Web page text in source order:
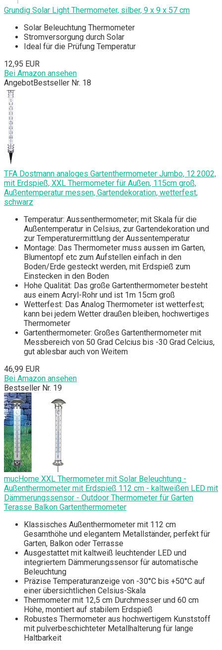
Grundig Solar Light Thermometer, silber, 9 x 9 x 57 cm
Solar Beleuchtung Thermometer
Stromversorgung durch Solar
Ideal für die Prüfung Temperatur
12,95 EUR
Bei Amazon ansehen
AngebotBestseller Nr. 18
TFA Dostmann analoges Gartenthermometer Jumbo, 12.2002,
mit Erdspieß, XXL Thermometer für Außen, 115cm groß,
Außentemperatur messen, Gartendekoration, wetterfest,
schwarz
Temperatur: Aussenthermometer; mit Skala für die
Außentemperatur in Celsius, zur Gartendekoration und
zur Temperaturermittlung der Aussentemperatur
Montage: Das Thermometer muss aussen im Garten,
Blumentopf etc zum Aufstellen einfach in den
Boden/Erde gesteckt werden, mit Erdspieß zum
Einstecken in den Boden
Hohe Qualität: Das große Gartenthermometer besteht
aus einem Acryl-Rohr und ist 1m 15cm groß
Wetterfest: Das Analog Thermometer ist wetterfest;
kann bei jedem Wetter draußen bleiben, hochwertiges
Thermometer
Gartenthermometer: Großes Gartenthermometer mit
Messbereich von 50 Grad Celcius bis -30 Grad Celcius,
gut ablesbar auch von Weitem
46,99 EUR
Bei Amazon ansehen
Bestseller Nr. 19
mucHome XXL Thermometer mit Solar Beleuchtung -
Außenthermometer mit Erdspieß 112 cm - kaltweißen LED mit
Dämmerungssensor - Outdoor Thermometer für Garten
Terasse Balkon Gartenthermometer
Klassisches Außenthermometer mit 112 cm
Gesamthöhe und elegantem Metallständer, perfekt für
Garten, Balkon oder Terrasse
Ausgestattet mit kaltweiß leuchtender LED und
integriertem Dämmerungssensor für automatische
Beleuchtung
Präzise Temperaturanzeige von -30°C bis +50°C auf
einer übersichtlichen Celsius-Skala
Thermometer mit 12,5 cm Durchmesser und 60 cm
Höhe, montiert auf stabilem Erdspieß
Robustes Thermometer aus hochwertigem Kunststoff
mit pulverbeschichteter Metallhalterung für lange
Haltbarkeit